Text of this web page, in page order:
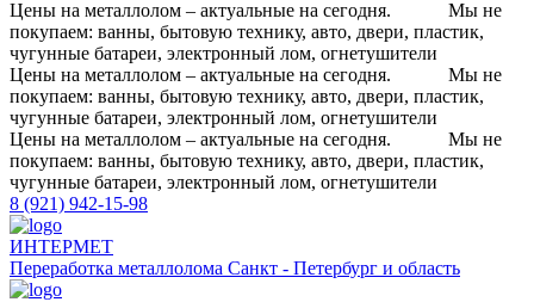
Цены на металлолом – актуальные на сегодня.
Мы не
покупаем: ванны, бытовую технику, авто, двери, пластик,
чугунные батареи, электронный лом, огнетушители
Цены на металлолом – актуальные на сегодня.
Мы не
покупаем: ванны, бытовую технику, авто, двери, пластик,
чугунные батареи, электронный лом, огнетушители
Цены на металлолом – актуальные на сегодня.
Мы не
покупаем: ванны, бытовую технику, авто, двери, пластик,
чугунные батареи, электронный лом, огнетушители
8 (921) 942-15-98
ИНТЕРМЕТ
Переработка металлолома Санкт - Петербург и область